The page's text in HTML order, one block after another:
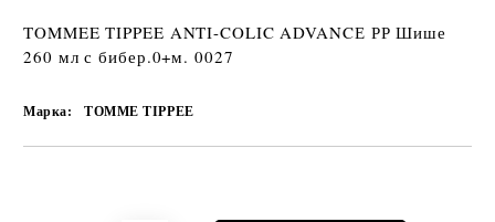
TOMMEE TIPPEE ANTI-COLIC ADVANCЕ РР Шише
260 мл с бибер.0+м. 0027
Марка: TOMME TIPPEE